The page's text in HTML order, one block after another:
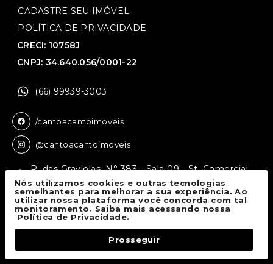
CADASTRE SEU IMÓVEL
POLÍTICA DE PRIVACIDADE
CRECI: 10758J
CNPJ: 34.640.056/0001-22
(66) 99939-3003
/cantoacantoimoveis
@cantoacantoimoveis
R. das Graviolas, N° 383 - Sala 09 - St. Comercial,
Sinop - MT, 78550-136
Canto a Canto Imóveis© 2026.
Todos os direitos reservados.
Nós utilizamos cookies e outras tecnologias
semelhantes para melhorar a sua experiência. Ao
utilizar nossa plataforma você concorda com tal
monitoramento. Saiba mais acessando nossa
Política de Privacidade.
Prosseguir